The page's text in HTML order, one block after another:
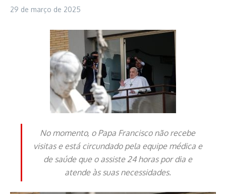
29 de março de 2025
No momento, o Papa Francisco não recebe
visitas e está circundado pela equipe médica e
de saúde que o assiste 24 horas por dia e
atende às suas necessidades.